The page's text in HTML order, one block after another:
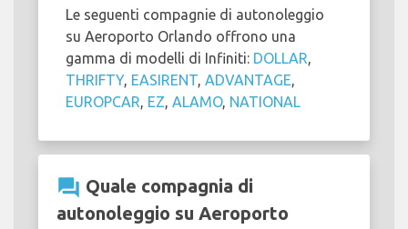
Le seguenti compagnie di autonoleggio
su Aeroporto Orlando offrono una
gamma di modelli di Infiniti: DOLLAR,
THRIFTY, EASIRENT, ADVANTAGE,
EUROPCAR, EZ, ALAMO, NATIONAL
question_answer Quale compagnia di
autonoleggio su Aeroporto